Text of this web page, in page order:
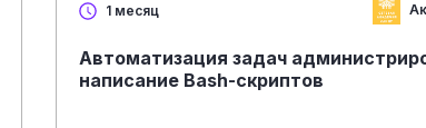
1 месяц
Автоматизация задач
написание Bash-скриптов